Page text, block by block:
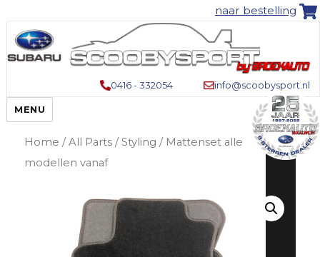
naar bestelling
0416 - 332054 info@scoobysport.nl
MENU
Home /All Parts /Styling / Mattenset alle
modellen vanaf